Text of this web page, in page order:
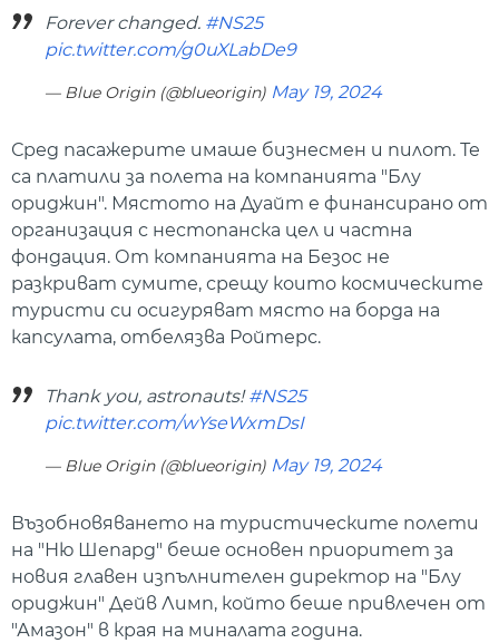
Forever changed. #NS25
pic.twitter.com/g0uXLabDe9
— Blue Origin (@blueorigin) May 19, 2024
Сред пасажерите имаше бизнесмен и пилот. Те
са платили за полета на компанията "Блу
ориджин". Мястото на Дуайт е финансирано от
организация с нестопанска цел и частна
фондация. От компанията на Безос не
разкриват сумите, срещу които космическите
туристи си осигуряват място на борда на
капсулата, отбелязва Ройтерс.
Thank you, astronauts!#NS25
pic.twitter.com/wYseWxmDsI
— Blue Origin (@blueorigin) May 19, 2024
Възобновяването на туристическите полети
на "Ню Шепард" беше основен приоритет за
новия главен изпълнителен директор на "Блу
ориджин" Дейв Лимп, който беше привлечен от
"Амазон" в края на миналата година.